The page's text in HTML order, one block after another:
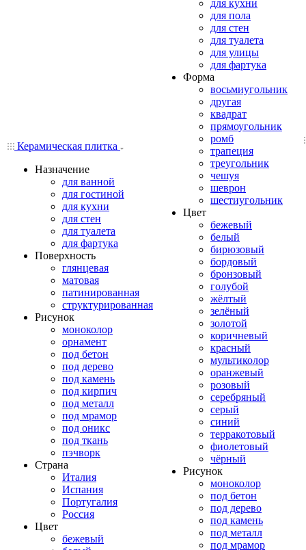
Керамическая плитка
Назначение
для ванной
для гостиной
для кухни
для стен
для туалета
для фартука
Поверхность
глянцевая
матовая
патинированная
структурированная
Рисунок
моноколор
орнамент
под бетон
под дерево
под камень
под кирпич
под металл
под мрамор
под оникс
под ткань
пэчворк
Страна
Италия
Испания
Португалия
Россия
Цвет
бежевый
для кухни
для пола
для стен
для туалета
для улицы
для фартука
Форма
восьмиугольник
другая
квадрат
прямоугольник
ромб
трапеция
треугольник
чешуя
шеврон
шестиугольник
Цвет
бежевый
белый
бирюзовый
бордовый
бронзовый
голубой
жёлтый
зелёный
золотой
коричневый
красный
мультиколор
оранжевый
розовый
серебряный
серый
синий
терракотовый
фиолетовый
чёрный
Рисунок
моноколор
под бетон
под дерево
под камень
под металл
под мрамор